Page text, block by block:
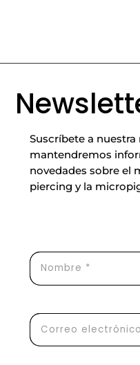
Suscríbete a
mantendremos
novedades sobre el
piercing y la